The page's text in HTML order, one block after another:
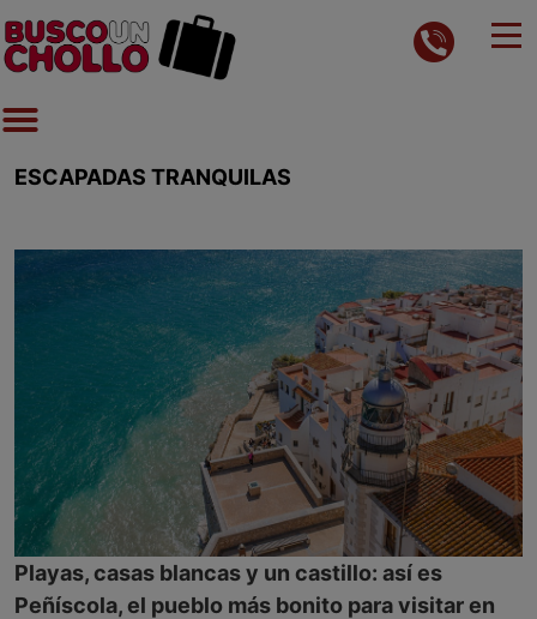
ESCAPADAS TRANQUILAS
Playas, casas blancas y un castillo: así es
Peñíscola, el pueblo más bonito para visitar en